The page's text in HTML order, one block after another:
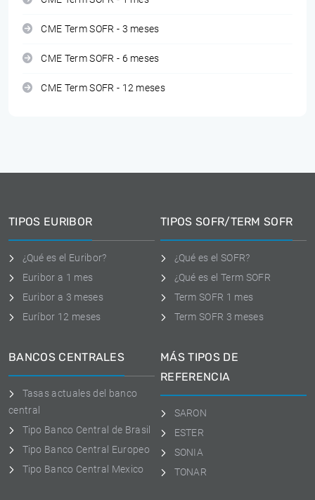
CME Term SOFR - 3 meses
CME Term SOFR - 6 meses
CME Term SOFR - 12 meses
TIPOS EURIBOR
¿Qué es el Euribor?
Euribor a 1 mes
Euribor a 3 meses
Euríbor 12 meses
TIPOS SOFR/TERM SOFR
¿Qué es el SOFR?
¿Qué es el Term SOFR
Term SOFR 1 mes
Term SOFR 3 meses
BANCOS CENTRALES
Tasas actuales del banco
central
Tipo Banco Central de Brasil
Tipo Banco Central Europeo
Tipo Banco Central Mexico
MÁS TIPOS DE
REFERENCIA
SARON
ESTER
SONIA
TONAR